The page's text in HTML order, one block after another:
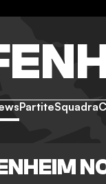
PartiteSquadra